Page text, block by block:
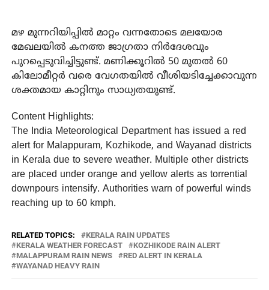
മഴ മുന്നറിയിപ്പിൽ മാറ്റം വന്നതോടെ മലയോര
മേഖലയിൽ കനത്ത ജാഗ്രതാ നിർദേശവും
പുറപ്പെടുവിച്ചിട്ടുണ്ട്. മണിക്കൂറിൽ 50 മുതൽ 60
കിലോമീറ്റർ വരെ വേഗതയിൽ വീശിയടിച്ചേക്കാവുന്ന
ശക്തമായ കാറ്റിനും സാധ്യതയുണ്ട്.
Content Highlights:
The India Meteorological Department has issued a red
alert for Malappuram, Kozhikode, and Wayanad districts
in Kerala due to severe weather. Multiple other districts
are placed under orange and yellow alerts as torrential
downpours intensify. Authorities warn of powerful winds
reaching up to 60 kmph.
RELATED TOPICS:
KERALA RAIN UPDATES
KERALA WEATHER FORECAST
KOZHIKODE RAIN ALERT
MALAPPURAM RAIN NEWS
RED ALERT IN KERALA
WAYANAD HEAVY RAIN